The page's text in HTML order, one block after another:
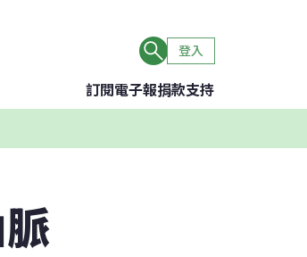
登入
訂閱電子報捐款支持